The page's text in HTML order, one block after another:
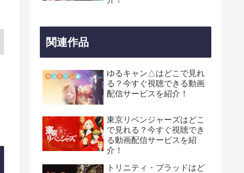
関連作品
ゆるキャン△はどこで見れ
る？今すぐ視聴できる動画
配信サービスを紹介！
東京リベンジャーズはどこ
で見れる？今すぐ視聴でき
る動画配信サービスを紹
介！
トリニティ・ブラッドはど